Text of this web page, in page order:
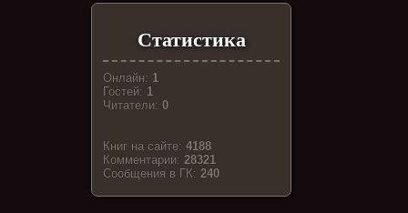
Статистика
Онлайн: 1
Гостей: 1
Читатели:0
Книг на сайте:4188
Комментарии:28321
Cообщения в ГК:240